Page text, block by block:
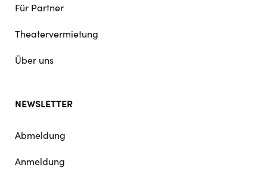
Für Partner
Theatervermietung
Über uns
NEWSLETTER
Abmeldung
Anmeldung